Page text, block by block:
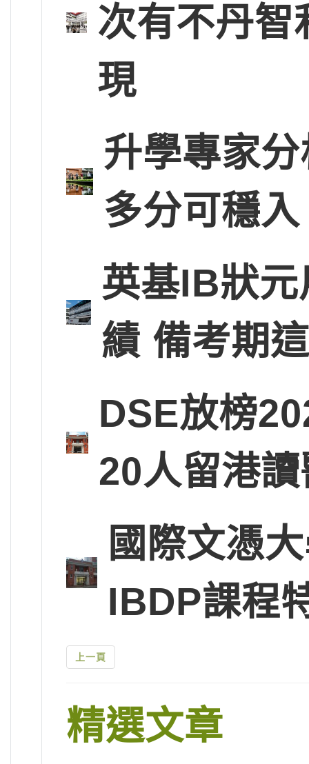
次有不丹智
現
升學專家
多分可穩
英基IB狀
績 備考期
DSE放榜
20人留港
國際文憑
IBDP課程
上一頁
精選文章